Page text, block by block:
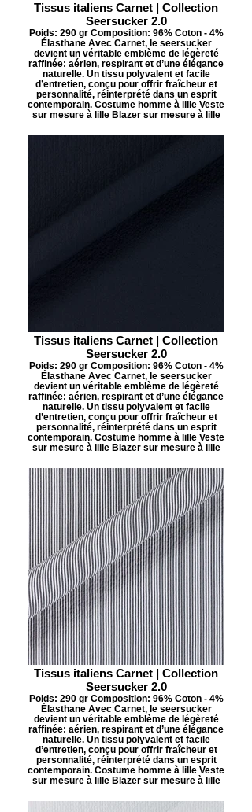
Tissus italiens Carnet | Collection
Seersucker 2.0
Poids: 290 gr Composition: 96% Coton - 4%
Élasthane Avec Carnet, le seersucker
devient un véritable emblème de légèreté
raffinée: aérien, respirant et d’une élégance
naturelle. Un tissu polyvalent et facile
d’entretien, conçu pour offrir fraîcheur et
personnalité, réinterprété dans un esprit
contemporain. Costume homme à lille Veste
sur mesure à lille Blazer sur mesure à lille
Tissus italiens Carnet | Collection
Seersucker 2.0
Poids: 290 gr Composition: 96% Coton - 4%
Élasthane Avec Carnet, le seersucker
devient un véritable emblème de légèreté
raffinée: aérien, respirant et d’une élégance
naturelle. Un tissu polyvalent et facile
d’entretien, conçu pour offrir fraîcheur et
personnalité, réinterprété dans un esprit
contemporain. Costume homme à lille Veste
sur mesure à lille Blazer sur mesure à lille
Tissus italiens Carnet | Collection
Seersucker 2.0
Poids: 290 gr Composition: 96% Coton - 4%
Élasthane Avec Carnet, le seersucker
devient un véritable emblème de légèreté
raffinée: aérien, respirant et d’une élégance
naturelle. Un tissu polyvalent et facile
d’entretien, conçu pour offrir fraîcheur et
personnalité, réinterprété dans un esprit
contemporain. Costume homme à lille Veste
sur mesure à lille Blazer sur mesure à lille